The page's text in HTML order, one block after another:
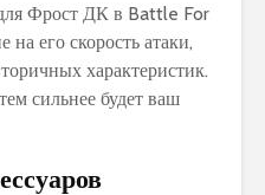
Фрост ДК в Battle For
его скорость атаки,
характеристик.
сильнее будет ваш